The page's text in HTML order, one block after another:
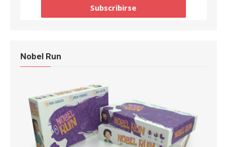
Nobel Run